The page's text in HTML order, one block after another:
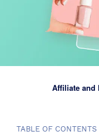
Affiliate and
TABLE OF CONTENTS